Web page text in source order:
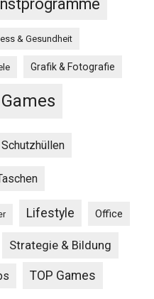
& Gesundheit
Grafik & Fotografie
Lifestyle Office
Strategie & Bildung
TOP Games